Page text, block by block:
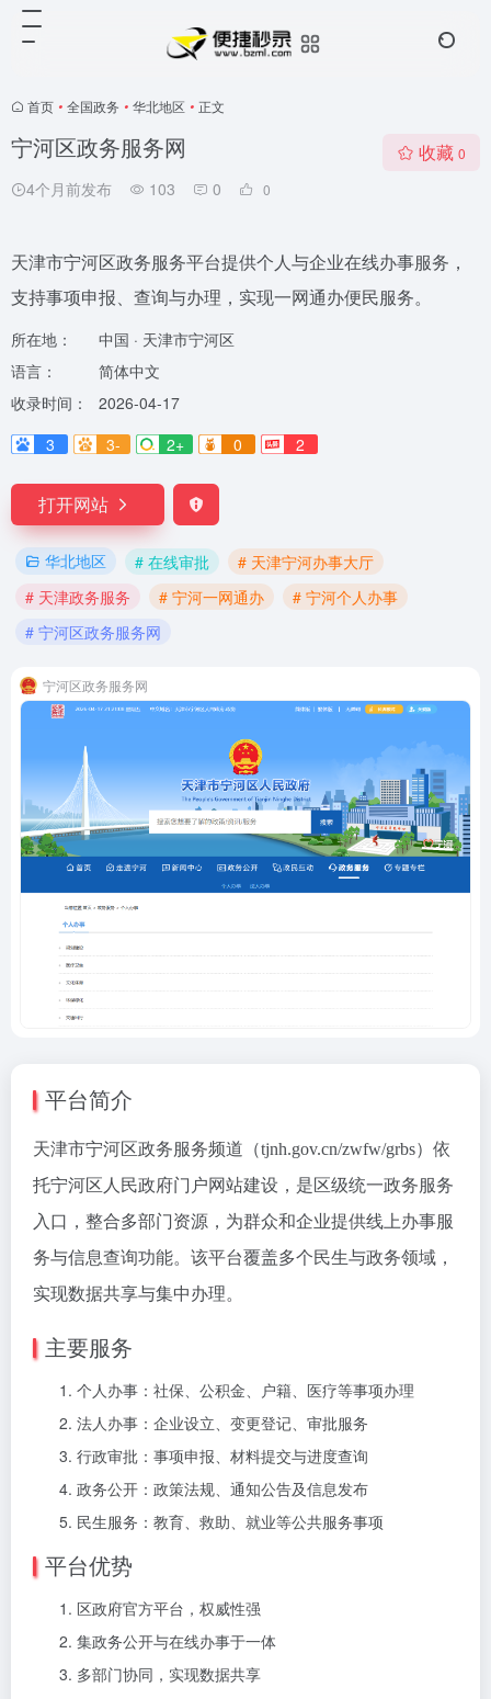
首页 • 全国政务 • 华北地区 • 正文
宁河区政务服务网
4个月前发布 103 0 0
收藏 0
天津市宁河区政务服务平台提供个人与企业在线办事服务，
支持事项申报、查询与办理，实现一网通办便民服务。
所在地：
中国 · 天津市宁河区
语言：
简体中文
收录时间：
2026-04-17
3
3- 2+ 0 2
打开网站
华北地区 # 在线审批
# 天津宁河办事大厅
# 天津政务服务
# 宁河一网通办
# 宁河个人办事
# 宁河区政务服务网
宁河区政务服务网
平台简介
天津市宁河区政务服务频道（tjnh.gov.cn/zwfw/grbs）依
托宁河区人民政府门户网站建设，是区级统一政务服务
入口，整合多部门资源，为群众和企业提供线上办事服
务与信息查询功能。该平台覆盖多个民生与政务领域，
实现数据共享与集中办理。
主要服务
个人办事：社保、公积金、户籍、医疗等事项办理
法人办事：企业设立、变更登记、审批服务
行政审批：事项申报、材料提交与进度查询
政务公开：政策法规、通知公告及信息发布
民生服务：教育、救助、就业等公共服务事项
平台优势
区政府官方平台，权威性强
集政务公开与在线办事于一体
多部门协同，实现数据共享